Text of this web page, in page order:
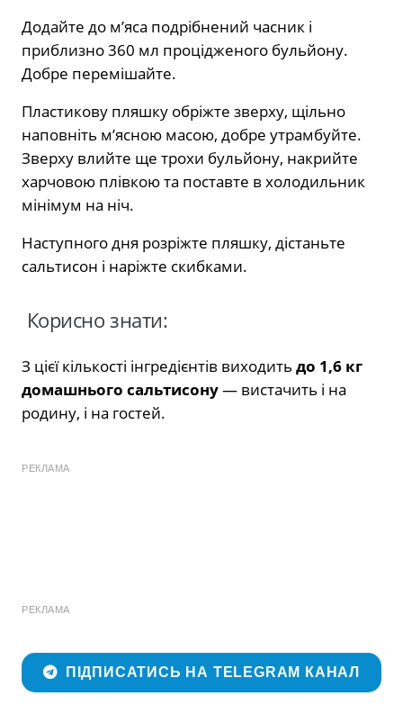
Додайте до м’яса подрібнений часник і
приблизно 360 мл процідженого бульйону.
Добре перемішайте.
Пластикову пляшку обріжте зверху, щільно
наповніть м’ясною масою, добре утрамбуйте.
Зверху влийте ще трохи бульйону, накрийте
харчовою плівкою та поставте в холодильник
мінімум на ніч.
Наступного дня розріжте пляшку, дістаньте
сальтисон і наріжте скибками.
Корисно знати:
З цієї кількості інгредієнтів виходить до 1,6 кг
домашнього сальтисону— вистачить і на
родину, і на гостей.
РЕКЛАМА
РЕКЛАМА
ПІДПИСАТИСЬ НА TELEGRAM КАНАЛ